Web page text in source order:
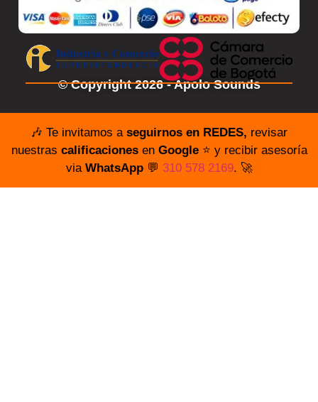
© Copyright 2026 - Apolo Sounds
🎶 Te invitamos a seguirnos en REDES, revisar
nuestras calificacionesen Google⭐️ y recibir asesoría
via WhatsApp💬 310 578 2169. 🚀